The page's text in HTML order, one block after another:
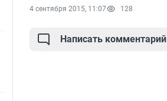
4 сентября 2015, 11:07 128
Написать комментарий